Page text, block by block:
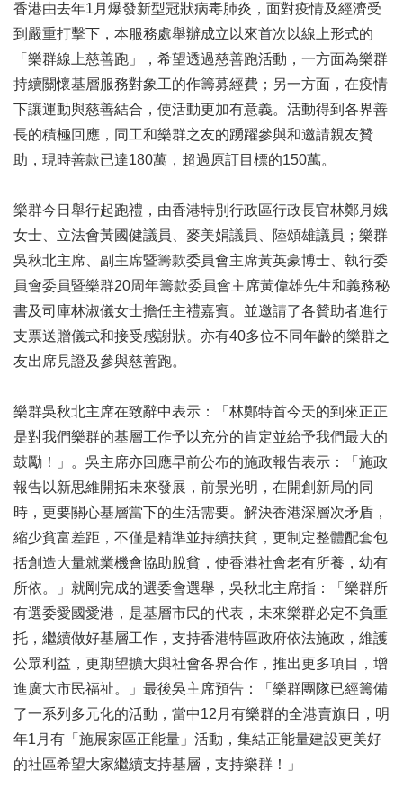
香港由去年1月爆發新型冠狀病毒肺炎，面對疫情及經濟受
到嚴重打擊下，本服務處舉辦成立以來首次以線上形式的
「樂群線上慈善跑」，希望透過慈善跑活動，一方面為樂群
持續關懷基層服務對象工的作籌募經費；另一方面，在疫情
下讓運動與慈善結合，使活動更加有意義。活動得到各界善
長的積極回應，同工和樂群之友的踴躍參與和邀請親友贊
助，現時善款已達180萬，超過原訂目標的150萬。
樂群今日舉行起跑禮，由香港特別行政區行政長官林鄭月娥
女士、立法會黃國健議員、麥美娟議員、陸頌雄議員；樂群
吳秋北主席、副主席暨籌款委員會主席黃英豪博士、執行委
員會委員暨樂群20周年籌款委員會主席黃偉雄先生和義務秘
書及司庫林淑儀女士擔任主禮嘉賓。並邀請了各贊助者進行
支票送贈儀式和接受感謝狀。亦有40多位不同年齡的樂群之
友出席見證及參與慈善跑。
樂群吳秋北主席在致辭中表示：「林鄭特首今天的到來正正
是對我們樂群的基層工作予以充分的肯定並給予我們最大的
鼓勵！」。吳主席亦回應早前公布的施政報告表示：「施政
報告以新思維開拓未來發展，前景光明，在開創新局的同
時，更要關心基層當下的生活需要。解決香港深層次矛盾，
縮少貧富差距，不僅是精準並持續扶貧，更制定整體配套包
括創造大量就業機會協助脫貧，使香港社會老有所養，幼有
所依。」就剛完成的選委會選舉，吳秋北主席指：「樂群所
有選委愛國愛港，是基層市民的代表，未來樂群必定不負重
托，繼續做好基層工作，支持香港特區政府依法施政，維護
公眾利益，更期望擴大與社會各界合作，推出更多項目，增
進廣大市民福祉。」最後吳主席預告：「樂群團隊已經籌備
了一系列多元化的活動，當中12月有樂群的全港賣旗日，明
年1月有「施展家區正能量」活動，集結正能量建設更美好
的社區希望大家繼續支持基層，支持樂群！」